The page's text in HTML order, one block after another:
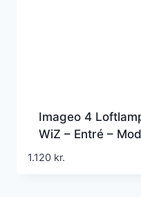
Imageo 4
WiZ – Entré –
Med flere lyskilder
1.120 kr.